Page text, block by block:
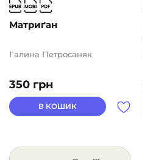
Матриґан
350 грн
Галина Петросаняк
В КОШИК